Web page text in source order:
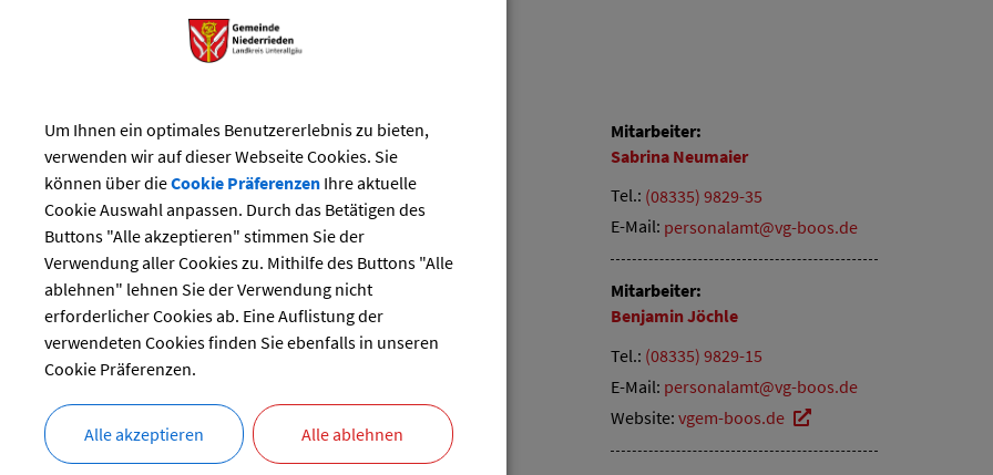
PERSONALAMT
VERWALTUNGSLEISTUNGEN
Kommunale Personalangelegenheiten; Informationen
Kommunale Stellenangebote; Bewerbung
Mitarbeiter:
Sabrina Neumaier
Tel.: (08335) 9829-35
E-Mail: personalamt@vg-boos.de
Mitarbeiter:
Benjamin Jöchle
Tel.: (08335) 9829-15
E-Mail: personalamt@vg-boos.de
Website: vgem-boos.de
Um Ihnen ein optimales Benutzererlebnis zu bieten,
verwenden wir auf dieser Webseite Cookies. Sie
können über dieCookie PräferenzenIhre aktuelle
Cookie Auswahl anpassen. Durch das Betätigen des
Buttons "Alle akzeptieren" stimmen Sie der
Verwendung aller Cookies zu. Mithilfe des Buttons "Alle
ablehnen" lehnen Sie der Verwendung nicht
erforderlicher Cookies ab. Eine Auflistung der
verwendeten Cookies finden Sie ebenfalls in unseren
Cookie Präferenzen.
Alle akzeptieren Alle ablehnen